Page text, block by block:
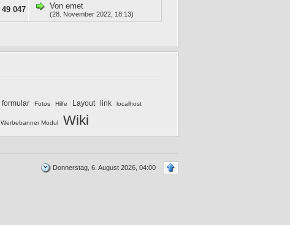
49 047 Von emet
(28. November 2022, 18:13)
formular Fotos Hilfe Layout link localhost
Werbebanner Modul Wiki
Donnerstag, 6. August 2026, 04:00